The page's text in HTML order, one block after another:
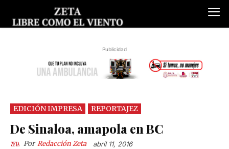
Publicidad
EDICIÓN IMPRESA REPORTAJEZ
De Sinaloa, amapola en BC
Por Redacción Zeta abril 11, 2016